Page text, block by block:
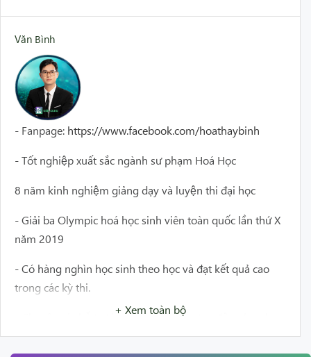
Văn Bình
- Fanpage: https://www.facebook.com/hoathaybinh
- Tốt nghiệp xuất sắc ngành sư phạm Hoá Học
8 năm kinh nghiệm giảng dạy và luyện thi đại học
- Giải ba Olympic hoá học sinh viên toàn quốc lần thứ X
năm 2019
- Có hàng nghìn học sinh theo học và đạt kết quả cao
trong các kỳ thi.
- Chuyên gia hỗ trợ học sinh mất gốc, tạo động lực cho
học sinh tiến bộ đạt 9+
+ Xem toàn bộ